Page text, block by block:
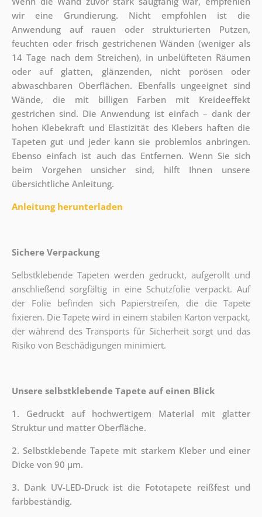
wir eine Grundierung. Nicht empfohlen ist die
Anwendung auf rauen oder strukturierten Putzen,
feuchten oder frisch gestrichenen Wänden (weniger als
14 Tage nach dem Streichen), in unbelüfteten Räumen
oder auf glatten, glänzenden, nicht porösen oder
abwaschbaren Oberflächen. Ebenfalls ungeeignet sind
Wände, die mit billigen Farben mit Kreideeffekt
gestrichen sind. Die Anwendung ist einfach – dank der
hohen Klebekraft und Elastizität des Klebers haften die
Tapeten gut und jeder kann sie problemlos anbringen.
Ebenso einfach ist auch das Entfernen. Wenn Sie sich
beim Vorgehen unsicher sind, hilft Ihnen unsere
übersichtliche Anleitung.
Anleitung herunterladen
Sichere Verpackung
Selbstklebende Tapeten werden gedruckt, aufgerollt und
anschließend sorgfältig in eine Schutzfolie verpackt. Auf
der Folie befinden sich Papierstreifen, die die Tapete
fixieren. Die Tapete wird in einem stabilen Karton verpackt,
der während des Transports für Sicherheit sorgt und das
Risiko von Beschädigungen minimiert.
Unsere selbstklebende Tapete auf einen Blick
1. Gedruckt auf hochwertigem Material mit glatter
Struktur und matter Oberfläche.
2. Selbstklebende Tapete mit starkem Kleber und einer
Dicke von 90 µm.
3. Dank UV-LED-Druck ist die Fototapete reißfest und
farbbeständig.